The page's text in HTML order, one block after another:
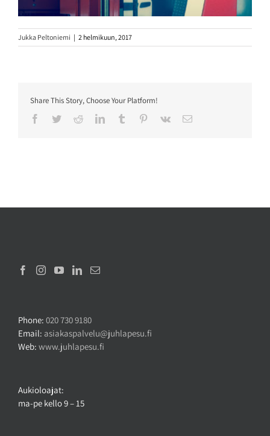
Jukka Peltoniemi | 2 helmikuun, 2017
Share This Story, Choose Your Platform!
Facebook
TwitterRedditLinkedInTumblr Pinterest
Vk Sähköposti
Phone: 020 730 9180
Email: asiakaspalvelu@juhlapesu.fi
Web: www.juhlapesu.fi
Aukioloajat:
ma-pe kello 9 – 15